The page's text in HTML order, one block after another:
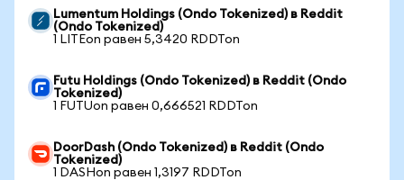
Lumentum Holdings (Ondo Tokenized) в Reddit
(Ondo Tokenized)
1 LITEon равен 5,3420 RDDTon
Futu Holdings (Ondo Tokenized) в Reddit (Ondo
Tokenized)
1 FUTUon равен 0,666521 RDDTon
DoorDash (Ondo Tokenized) в Reddit (Ondo
Tokenized)
1 DASHon равен 1,3197 RDDTon